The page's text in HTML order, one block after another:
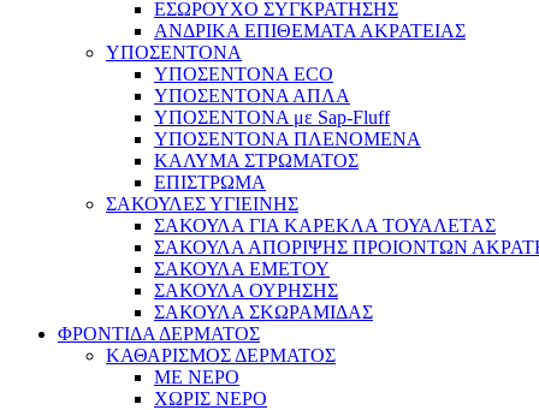
ΕΣΩΡΟΥΧΟ ΣΥΓΚΡΑΤΗΣΗΣ
ΑΝΔΡΙΚΑ ΕΠΙΘΕΜΑΤΑ ΑΚΡΑΤΕΙΑΣ
ΥΠΟΣΕΝΤΟΝΑ
ΥΠΟΣΕΝΤΟΝΑ ECO
ΥΠΟΣΕΝΤΟΝΑ ΑΠΛΑ
ΥΠΟΣΕΝΤΟΝΑ με Sap-Fluff
ΥΠΟΣΕΝΤΟΝΑ ΠΛΕΝΟΜΕΝΑ
ΚΑΛΥΜΑ ΣΤΡΩΜΑΤΟΣ
ΕΠΙΣΤΡΩΜΑ
ΣΑΚΟΥΛΕΣ ΥΓΙΕΙΝΗΣ
ΣΑΚΟΥΛΑ ΓΙΑ ΚΑΡΕΚΛΑ ΤΟΥΑΛΕΤΑΣ
ΣΑΚΟΥΛΑ ΑΠΟΡΙΨΗΣ ΠΡΟΙΟΝΤΩΝ
ΣΑΚΟΥΛΑ ΕΜΕΤΟΥ
ΣΑΚΟΥΛΑ ΟΥΡΗΣΗΣ
ΣΑΚΟΥΛΑ ΣΚΩΡΑΜΙΔΑΣ
ΦΡΟΝΤΙΔΑ ΔΕΡΜΑΤΟΣ
ΚΑΘΑΡΙΣΜΟΣ ΔΕΡΜΑΤΟΣ
ΜΕ ΝΕΡΟ
ΧΩΡΙΣ ΝΕΡΟ